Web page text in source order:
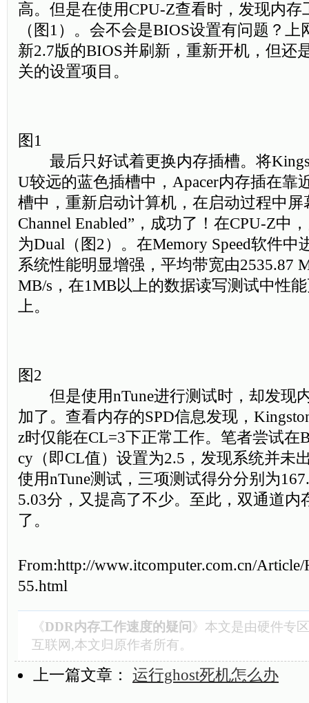
高。但是在使用CPU-Z查看时，发现内
（图1）。会不会是BIOS设置有问题？
新2.7版的BIOS并刷新，重新开机，但还
关的设置项目。
图1
最后只好试着更换内存插槽。将
U较远的蓝色插槽中，Apacer内存插在靠
槽中，重新启动计算机，在启动过程中屏
Channel Enabled”，成功了！在CPU-Z中
为Dual（图2）。在Memory Speed软件中
系统性能明显增强，平均带宽由2535.87
MB/s，在1MB以上的数据读写测试中性
上。
图2
但是使用nTune进行测试时，却发现
加了。查看内存的SPD信息发现，
z时仅能在CL=3下正常工作。笔者尝试在
cy（即CL值）设置为2.5，发现系统并未
使用nTune测试，三项测试得分分别为
5.03分，又提高了不少。至此，双通道内
了。
From:http://www.itcomputer.com.cn/Article/
55.html
《DDR内存工作速度的疑问 》本文是由硬件专区
互联网,本文归原作者所有。
上一篇文章： 运行ghost死机怎么办